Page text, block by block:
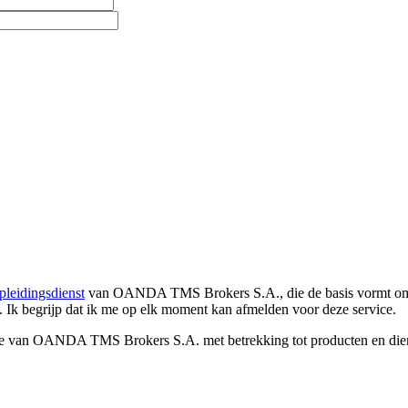
van OANDA TMS Brokers S.A., die de basis vormt
Ik begrijp dat ik me op elk moment kan afmelden voor deze service.
OANDA TMS Brokers S.A. met betrekking tot producten en